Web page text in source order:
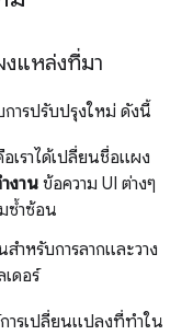
แหล่งที่มา
การปรับปรุงใหม่ ดังนี้
เราได้เปลี่ยนชื่อแผง
งาน ข้อความ UI ต่างๆ
ซ้ำซ้อน
ำหรับการลากและวาง
ดอร์
ารเปลี่ยนแปลงที่ทำใน